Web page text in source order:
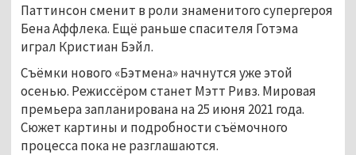
Паттинсон сменит в роли знаменитого супергероя
Бена Аффлека. Ещё раньше спасителя Готэма
играл Кристиан Бэйл.
Съёмки нового «Бэтмена» начнутся уже этой
осенью. Режиссёром станет Мэтт Ривз. Мировая
премьера запланирована на 25 июня 2021 года.
Сюжет картины и подробности съёмочного
процесса пока не разглашаются.